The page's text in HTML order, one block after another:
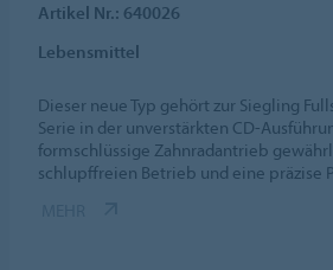
Artikel Nr.: 640026
Lebensmittel
Dieser neue Typ gehört zur Siegling
Serie in der unverstärkten CD-
formschlüssige Zahnradantrieb
schlupffreien Betrieb und eine präzise